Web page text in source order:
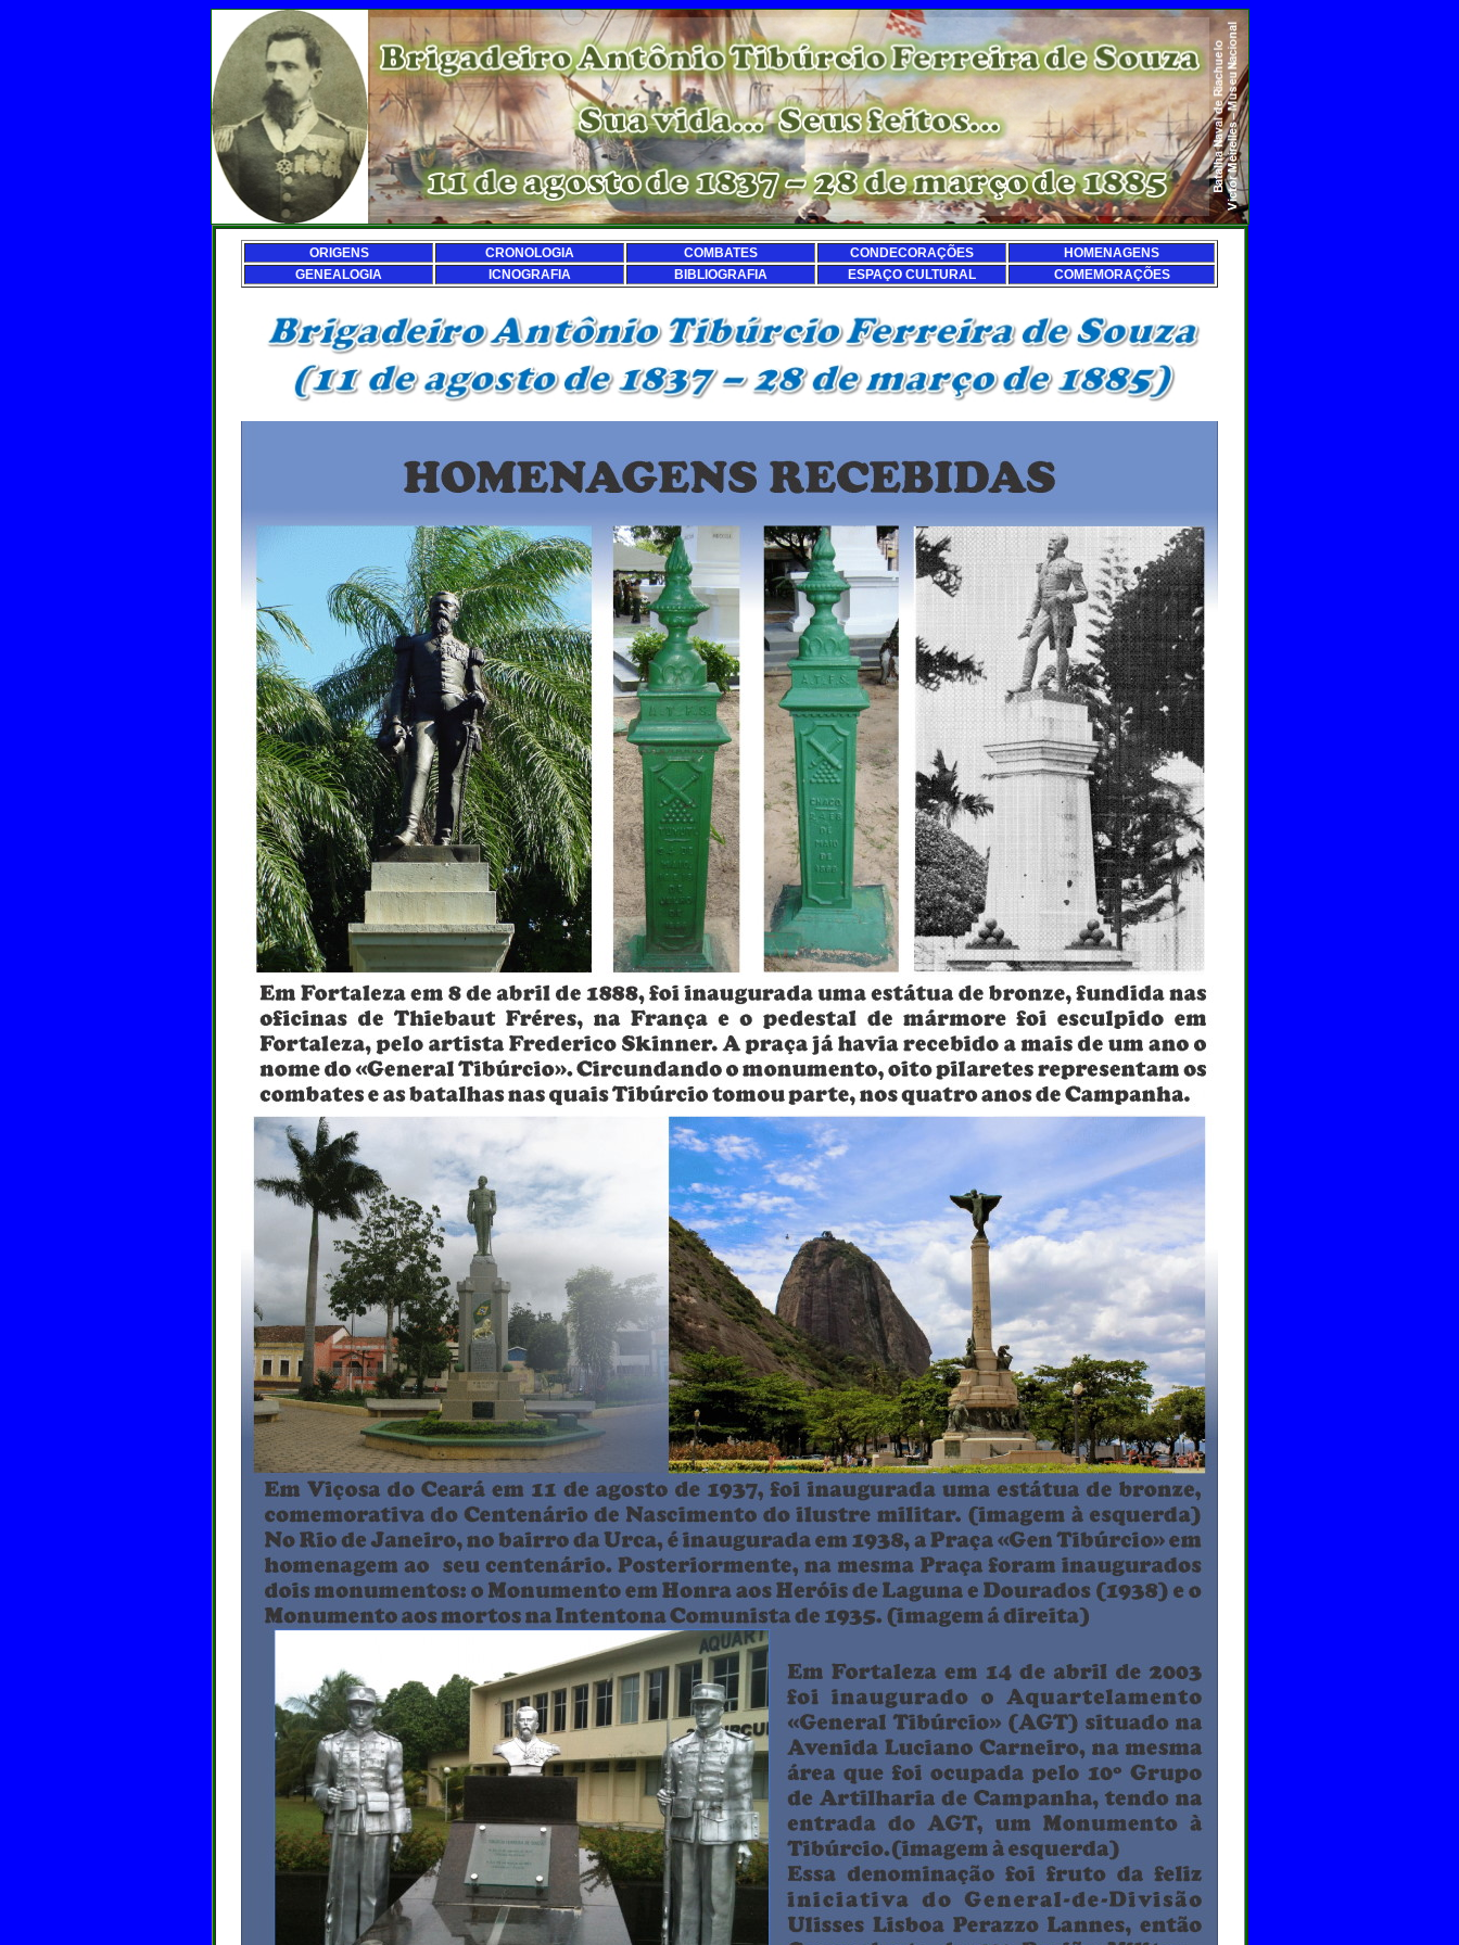
ORIGENS CRONOLOGIA COMBATES CONDECORAÇÕES
HOMENAGENS
GENEALOGIA
ICNOGRAFIA BIBLIOGRAFIA ESPAÇO CULTURAL COMEMORAÇÕES